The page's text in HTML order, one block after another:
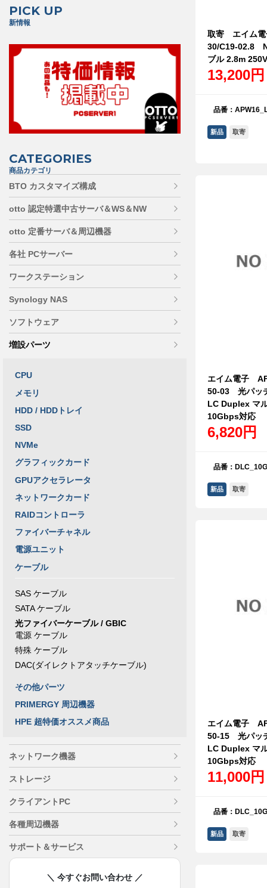
取寄 エイム
30/C19-02.8
ブル 2.8m
13,200円
品番：
新品 取寄
エイム電子
50-03 光パッ
LC Duplex マ
10Gbps対応
6,820円
品番：
新品 取寄
エイム電子
50-15 光パッ
LC Duplex マ
10Gbps対応
11,000円
品番：
新品 取寄
PICK UP
新情報
CATEGORIES
商品カテゴリ
BTO カスタマイズ構成
otto 認定特選中古サーバ＆WS＆NW
otto 定番サーバ＆周辺機器
各社 PCサーバー
ワークステーション
Synology NAS
ソフトウェア
増設パーツ
CPU
メモリ
HDD / HDDトレイ
SSD
NVMe
グラフィックカード
GPUアクセラレータ
ネットワークカード
RAIDコントローラ
ファイバーチャネル
電源ユニット
ケーブル
SAS ケーブル
SATA ケーブル
光ファイバーケーブル / GBIC
電源 ケーブル
特殊 ケーブル
DAC(ダイレクトアタッチケーブル)
その他パーツ
PRIMERGY 周辺機器
HPE 超特価オススメ商品
ネットワーク機器
ストレージ
クライアントPC
各種周辺機器
サポート＆サービス
＼ 今すぐお問い合わせ ／